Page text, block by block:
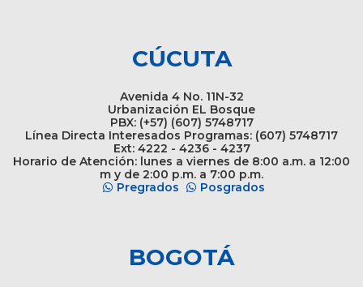
CÚCUTA
Avenida 4 No. 11N-32
Urbanización EL Bosque
PBX: (+57) (607) 5748717
Línea Directa Interesados Programas: (607) 5748717
Ext: 4222 - 4236 - 4237
Horario de Atención: lunes a viernes de 8:00 a.m. a 12:00
m y de 2:00 p.m. a 7:00 p.m.
Pregrados
Posgrados
BOGOTÁ